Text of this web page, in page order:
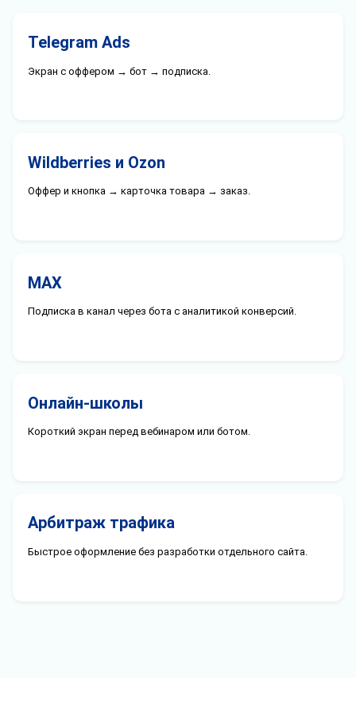
Telegram Ads
Экран с оффером → бот → подписка.
Wildberries и Ozon
Оффер и кнопка → карточка товара → заказ.
MAX
Подписка в канал через бота с аналитикой конверсий.
Онлайн-школы
Короткий экран перед вебинаром или ботом.
Арбитраж трафика
Быстрое оформление без разработки отдельного сайта.